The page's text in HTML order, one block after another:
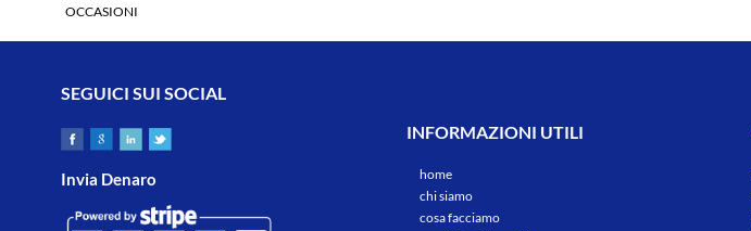
OCCASIONI
SEGUICI SUI SOCIAL
Invia Denaro
INFORMAZIONI UTILI
home
chi siamo
cosa facciamo